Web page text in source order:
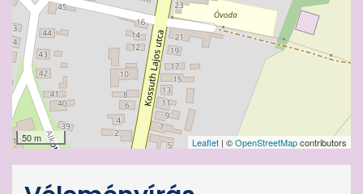
50 m Leaflet | ©OpenStreetMapcontributors